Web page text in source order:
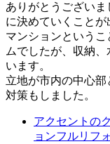
ありがとうござい
に決めていくことが
マンションという
ムでしたが、収納
います。
立地が市内の中心
対策もしました。
アクセントの
ョンフルリフ